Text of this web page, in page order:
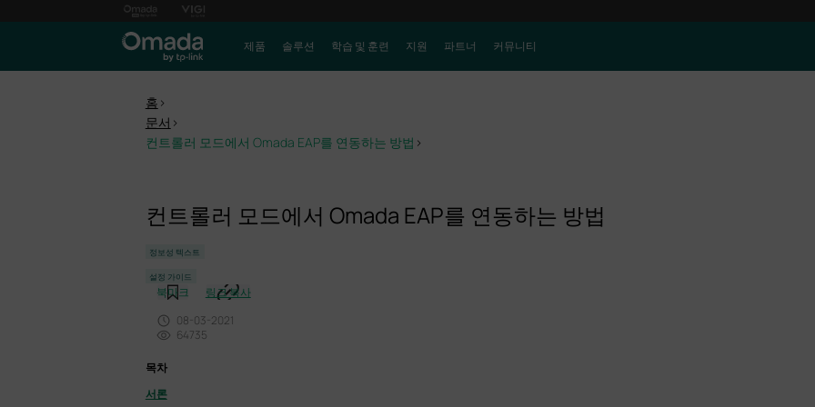
제품 솔루션 학습 및 훈련 지원 파트너 커뮤니티
홈 >
문서 >
컨트롤러 모드에서 Omada EAP를 연동하는 방법 >
컨트롤러 모드에서 Omada EAP를 연동하는 방법
정보성 텍스트
설정 가이드
북마크
링크 복사
08-03-2021
64735
목차
서론